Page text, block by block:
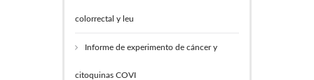
colorrectal y leu
Informe de experimento de cáncer y
citoquinas COVI